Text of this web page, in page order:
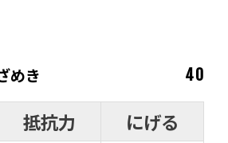
めき 40
抵抗力 にげる